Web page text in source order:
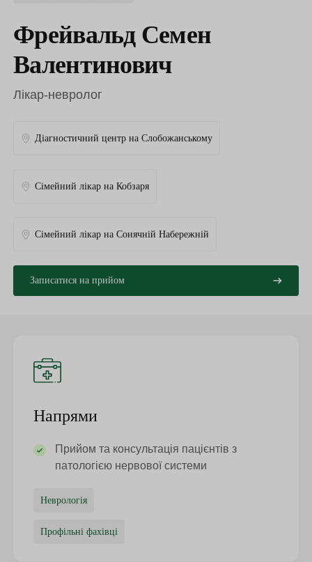
Фрейвальд Семен
Валентинович
Лікар-невролог
Діагностичний центр на Слобожанському
Сімейний лікар на Кобзаря
Сімейний лікар на Сонячній Набережній
Записатися на прийом
Напрями
Прийом та консультація пацієнтів з
патологією нервової системи
Неврологія
Профільні фахівці